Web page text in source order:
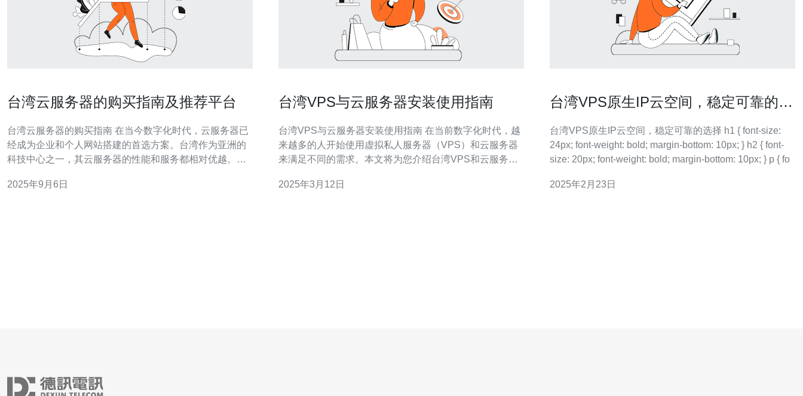
台湾云服务器的购买指南及推荐平台
台湾云服务器的购买指南 在当今数字化时代，云服务器已
经成为企业和个人网站搭建的首选方案。台湾作为亚洲的
科技中心之一，其云服务器的性能和服务都相对优越。本
台。 以下是您在购买台湾云服务器时需要关注的三个重
2025年9月6日
台湾VPS与云服务器安装使用指南
台湾VPS与云服务器安装使用指南 在当前数字化时代，越
来越多的人开始使用虚拟私人服务器（VPS）和云服务器
来满足不同的需求。本文将为您介绍台湾VPS和云服务器
VPS是一种基于虚拟化技术的服务器，具有较高的稳定性
2025年3月12日
台湾VPS原生IP云空间，稳定可靠的选
台湾VPS原生IP云空间，稳定可靠的选择 h1 { font-size:
24px; font-weight: bold; margin-bottom: 10px; } h2 { font-
size: 20px; font-weight: bold; margin-bottom: 10px; } p { fo
2025年2月23日